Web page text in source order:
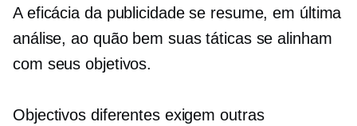
A eficácia da publicidade se resume, em última
análise, ao quão bem suas táticas se alinham
com seus objetivos.
Objectivos diferentes exigem outras